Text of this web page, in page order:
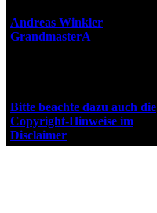
Andreas Winkler
GrandmasterA
Bitte beachte dazu auch die
Copyright-Hinweise im
Disclaimer